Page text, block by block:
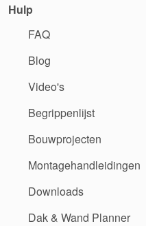
Hulp
FAQ
Blog
Video's
Begrippenlijst
Bouwprojecten
Montagehandleidingen
Downloads
Dak & Wand Planner